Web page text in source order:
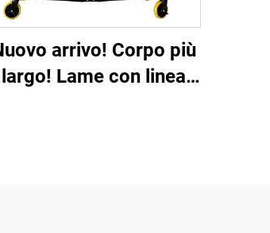
arrivo! Corpo più
largo! Lame con linea